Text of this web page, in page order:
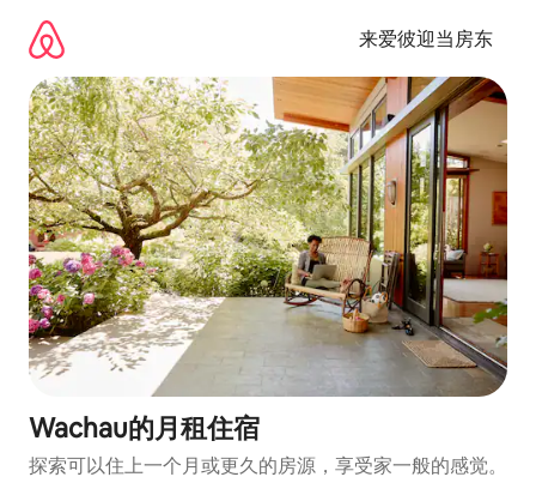
来爱彼迎当房东
Wachau的月租住宿
探索可以住上一个月或更久的房源，享受家一般的感觉。